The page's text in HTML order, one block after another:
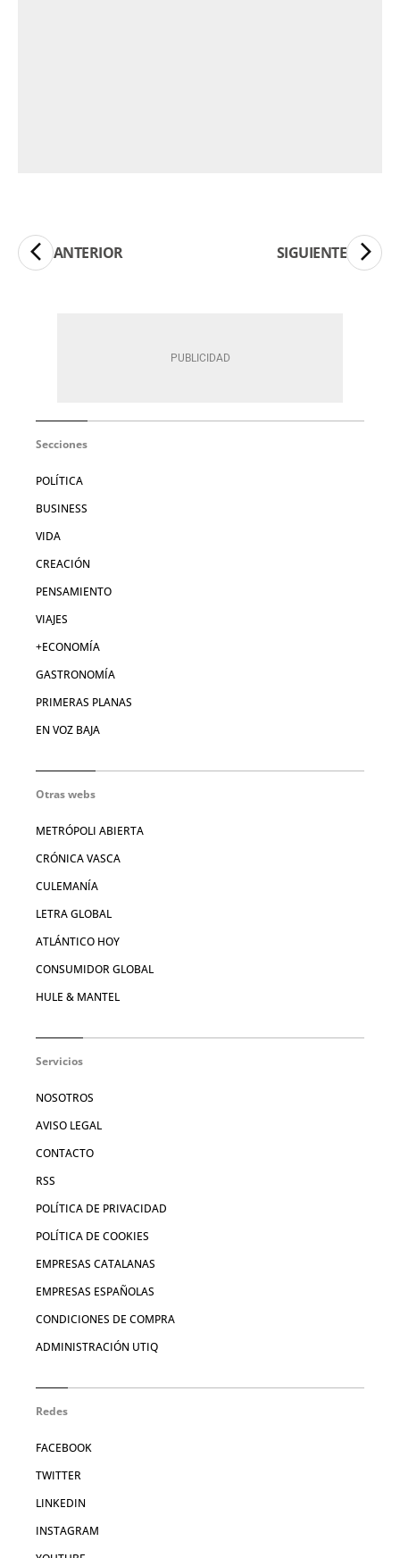
ANTERIOR SIGUIENTE
Secciones
POLÍTICA
BUSINESS
VIDA
CREACIÓN
PENSAMIENTO
VIAJES
+ECONOMÍA
GASTRONOMÍA
PRIMERAS PLANAS
EN VOZ BAJA
Otras webs
METRÓPOLI ABIERTA
CRÓNICA VASCA
CULEMANÍA
LETRA GLOBAL
ATLÁNTICO HOY
CONSUMIDOR GLOBAL
HULE & MANTEL
Servicios
NOSOTROS
AVISO LEGAL
CONTACTO
RSS
POLÍTICA DE PRIVACIDAD
POLÍTICA DE COOKIES
EMPRESAS CATALANAS
EMPRESAS ESPAÑOLAS
CONDICIONES DE COMPRA
ADMINISTRACIÓN UTIQ
Redes
FACEBOOK
TWITTER
LINKEDIN
INSTAGRAM